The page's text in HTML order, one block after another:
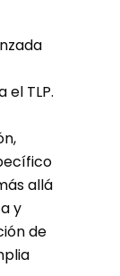
TLP.
allá
y
de